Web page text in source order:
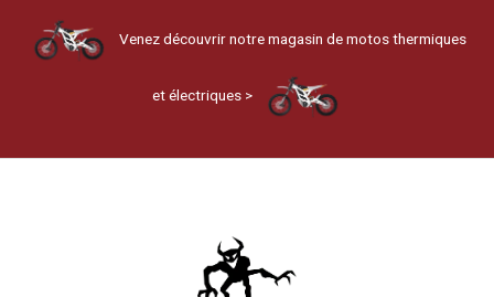
Venez découvrir notre magasin de motos thermiques
et électriques >